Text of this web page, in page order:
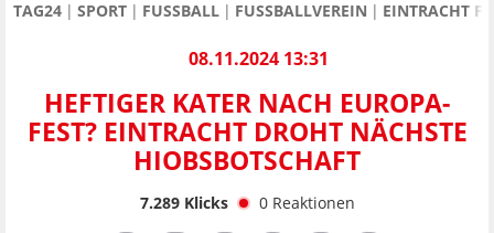
TAG24 SPORT FUSSBALL FUSSBALLVEREIN EINTRACHT
08.11.2024 13:31
HEFTIGER KATER NACH EUROPA-
FEST? EINTRACHT DROHT NÄCHSTE
HIOBSBOTSCHAFT
7.289Klicks 0 Reaktionen